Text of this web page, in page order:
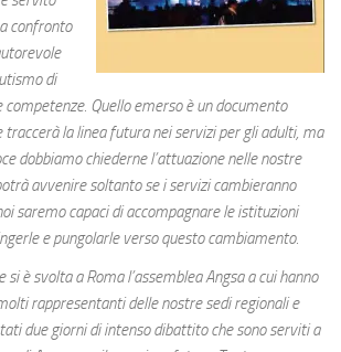
confronto
di
Quello emerso è un documento
traccerà la linea futura nei servizi per gli adulti, ma
dobbiamo chiederne l’attuazione nelle nostre
avvenire soltanto se i servizi cambieranno
saremo capaci di accompagnare le istituzioni
e pungolarle verso questo cambiamento.
è svolta a Roma l’assemblea Angsa a cui hanno
rappresentanti delle nostre sedi regionali e
due giorni di intenso dibattito che sono serviti a